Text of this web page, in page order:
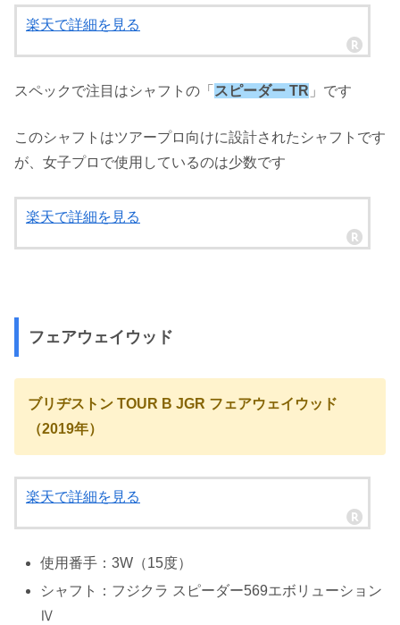
楽天で詳細を見る
スペックで注目はシャフトの「 スピーダー TR 」です
このシャフトはツアープロ向けに設計されたシャフトです
が、女子プロで使用しているのは少数です
楽天で詳細を見る
フェアウェイウッド
ブリヂストン TOUR B JGR フェアウェイウッド
（2019年）
楽天で詳細を見る
使用番手：3W（15度）
シャフト：フジクラ スピーダー569エボリューション
Ⅳ